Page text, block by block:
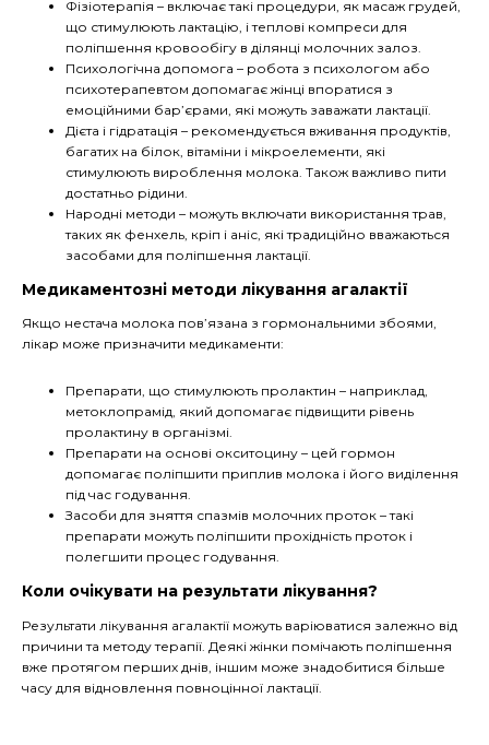
Фізіотерапія – включає такі процедури, як масаж грудей,
що стимулюють лактацію, і теплові компреси для
поліпшення кровообігу в ділянці молочних залоз.
Психологічна допомога – робота з психологом або
психотерапевтом допомагає жінці впоратися з
емоційними бар’єрами, які можуть заважати лактації.
Дієта і гідратація – рекомендується вживання продуктів,
багатих на білок, вітаміни і мікроелементи, які
стимулюють вироблення молока. Також важливо пити
достатньо рідини.
Народні методи – можуть включати використання трав,
таких як фенхель, кріп і аніс, які традиційно вважаються
засобами для поліпшення лактації.
Медикаментозні методи лікування агалактії
Якщо нестача молока пов’язана з гормональними збоями,
лікар може призначити медикаменти:
Препарати, що стимулюють пролактин – наприклад,
метоклопрамід, який допомагає підвищити рівень
пролактину в організмі.
Препарати на основі окситоцину – цей гормон
допомагає поліпшити приплив молока і його виділення
під час годування.
Засоби для зняття спазмів молочних проток – такі
препарати можуть поліпшити прохідність проток і
полегшити процес годування.
Коли очікувати на результати лікування?
Результати лікування агалактії можуть варіюватися залежно від
причини та методу терапії. Деякі жінки помічають поліпшення
вже протягом перших днів, іншим може знадобитися більше
часу для відновлення повноцінної лактації.